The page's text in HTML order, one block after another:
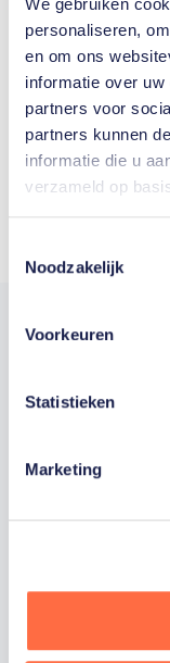
personaliseren,
en om ons
informatie over
partners voor
partners kunnen
informatie die u
verzameld op
Noodzakelijk
Voorkeuren
Statistieken
Marketing
Welke
ooit